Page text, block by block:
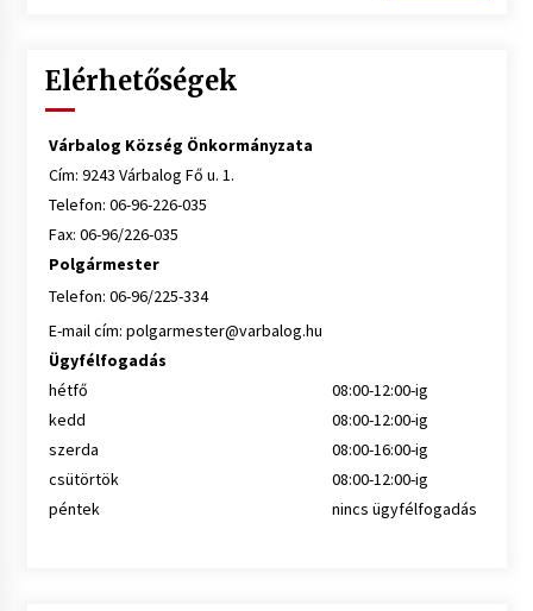
Elérhetőségek
Várbalog Község Önkormányzata
Cím: 9243 Várbalog Fő u. 1.
Telefon: 06-96-226-035
Fax: 06-96/226-035
Polgármester
Telefon: 06-96/225-334
E-mail cím: polgarmester@varbalog.hu
Ügyfélfogadás
hétfő
08:00-12:00-ig
kedd
08:00-12:00-ig
szerda
08:00-16:00-ig
csütörtök
08:00-12:00-ig
péntek
nincs ügyfélfogadás